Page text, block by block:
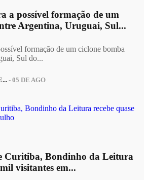
a possível formação de um
Argentina, Uruguai, Sul...
formação de um ciclone bomba
Sul do...
- 05 DE AGO
Curitiba, Bondinho da Leitura
visitantes em...